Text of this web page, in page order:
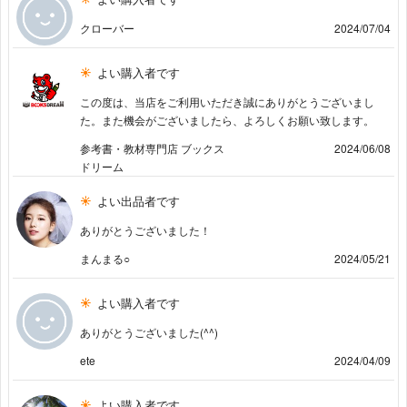
クローバー 2024/07/04
よい購入者です
この度は、当店をご利用いただき誠にありがとうございまし
た。また機会がございましたら、よろしくお願い致します。
参考書・教材専門店 ブックス
ドリーム
2024/06/08
よい出品者です
ありがとうございました！
まんまる○
2024/05/21
よい購入者です
ありがとうございました(^^)
ete
2024/04/09